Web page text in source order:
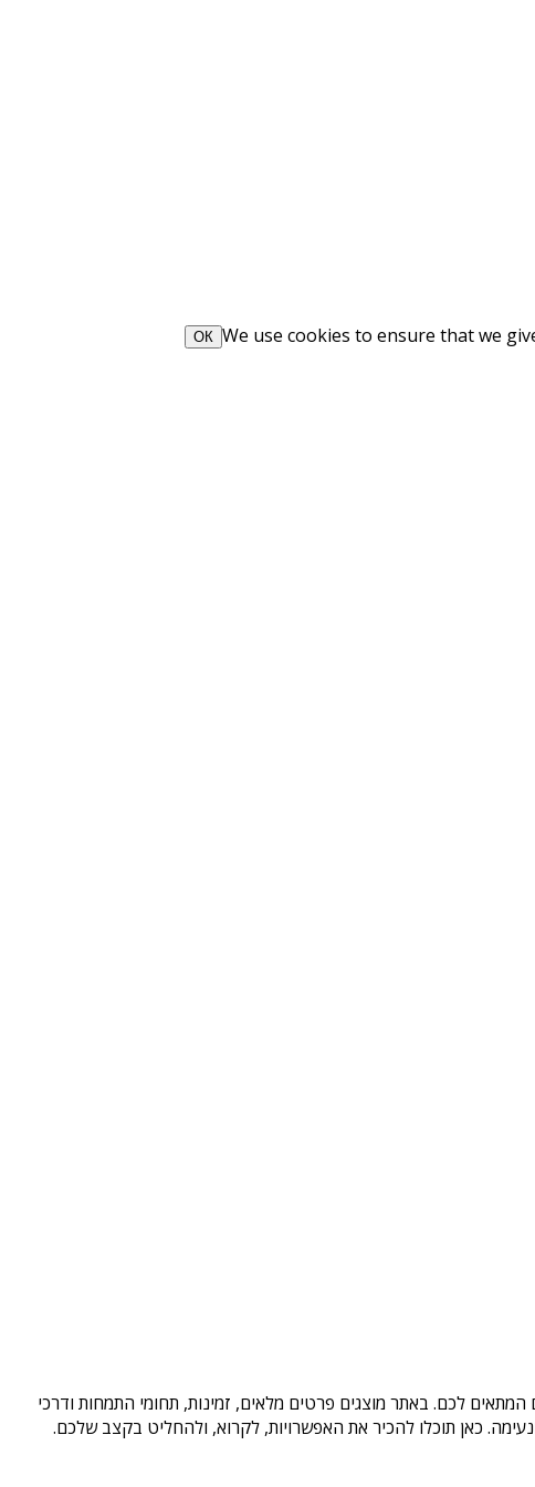
We use cookies to ensure that we
ОК
לכם. באתר מוצגים פרטים מלאים, זמינות, תחומי התמחות ודרכי
כאן תוכלו להכיר את האפשרויות, לקרוא, ולהחליט בקצב שלכם.